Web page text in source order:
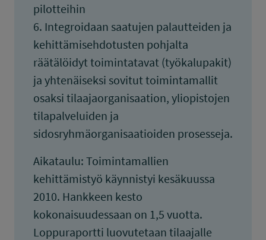
pilotteihin
6. Integroidaan saatujen palautteiden ja
kehittämisehdotusten pohjalta
räätälöidyt toimintatavat (työkalupakit)
ja yhtenäiseksi sovitut toimintamallit
osaksi tilaajaorganisaation, yliopistojen
tilapalveluiden ja
sidosryhmäorganisaatioiden prosesseja.
Aikataulu: Toimintamallien
kehittämistyö käynnistyi kesäkuussa
2010. Hankkeen kesto
kokonaisuudessaan on 1,5 vuotta.
Loppuraportti luovutetaan tilaajalle